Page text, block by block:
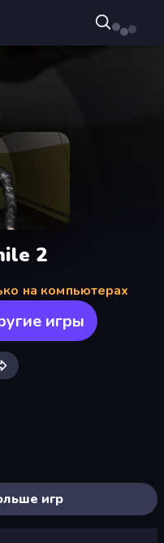
2
на компьютерах
игры
игр